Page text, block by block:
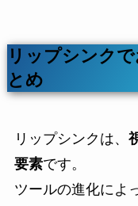
リップシンク
とめ
リップシンクは、
要素です。
ツールの進化によ